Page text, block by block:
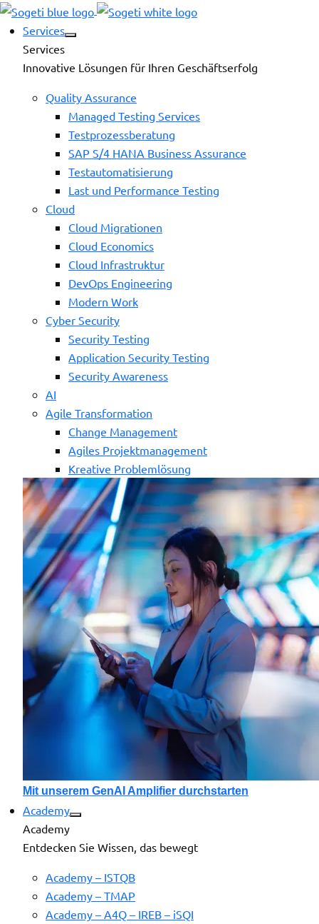
Services
Services
Innovative Lösungen für Ihren Geschäftserfolg
Quality Assurance
Managed Testing Services
Testprozessberatung
SAP S/4 HANA Business Assurance
Testautomatisierung
Last und Performance Testing
Cloud
Cloud Migrationen
Cloud Economics
Cloud Infrastruktur
DevOps Engineering
Modern Work
Cyber Security
Security Testing
Application Security Testing
Security Awareness
AI
Agile Transformation
Change Management
Agiles Projektmanagement
Kreative Problemlösung
Mit unserem GenAI Amplifier durchstarten
Academy
Academy
Entdecken Sie Wissen, das bewegt
Academy – ISTQB
Academy – TMAP
Academy – A4Q – IREB – iSQI